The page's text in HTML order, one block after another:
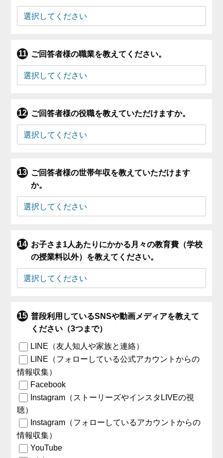
ご回答者様の職業を教えてください。
ご回答者様の役職を教えていただけますか。
ご回答者様の世帯年収を教えていただけます
か。
お子さま1人あたりにかかる月々の教育費（学校
の授業料以外）を教えてください。
普段利用しているSNSや動画メディアを教えて
ください（3つまで）
LINE（友人知人や家族と連絡）
LINE（フォローしている公式アカウントからの
情報収集）
Facebook
Instagram（ストーリーズやインスタLIVEの視
聴）
Instagram（フォローしているアカウントからの
情報収集）
YouTube